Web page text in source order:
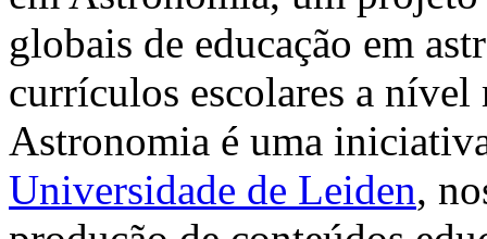
globais de educação em
currículos escolares a
Astronomia é uma
Universidade de Leiden,